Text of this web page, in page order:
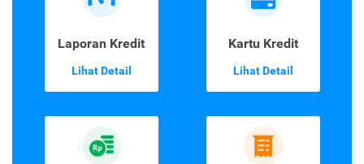
Laporan Kredit
Lihat Detail
Kartu Kredit
Lihat Detail